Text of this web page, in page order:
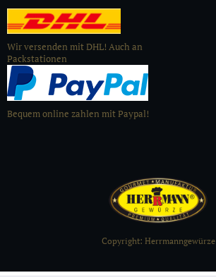
Wir versenden mit DHL! Auch an
Packstationen
Bequem online zahlen mit Paypal!
Copyright: Herrmanngewürze